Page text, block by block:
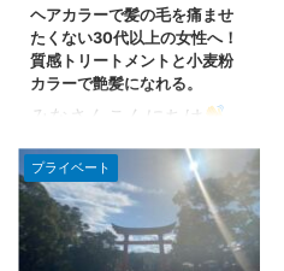
半かと思いますが、 ヘナ
の特徴としては「ヘアト
リートメント」としても
凄く効果があります。 目
綺麗になる理由 実際にヘ
アカラーでどのように使
用するのか？ ヘナをする
と髪の毛が綺麗になる理
ヘアカラーで髪の毛を痛ませ
たくない30代以上の女性へ！
質感トリートメントと小麦粉
カラーで艶髪になれる。
みなさんこんにちは
「福岡市早良区の美容室
で働く美容師」田中で
す。 今年も残りわずかで
すが、 相変わらずのコロ
ナの影響でなんとなくテ
プライベート